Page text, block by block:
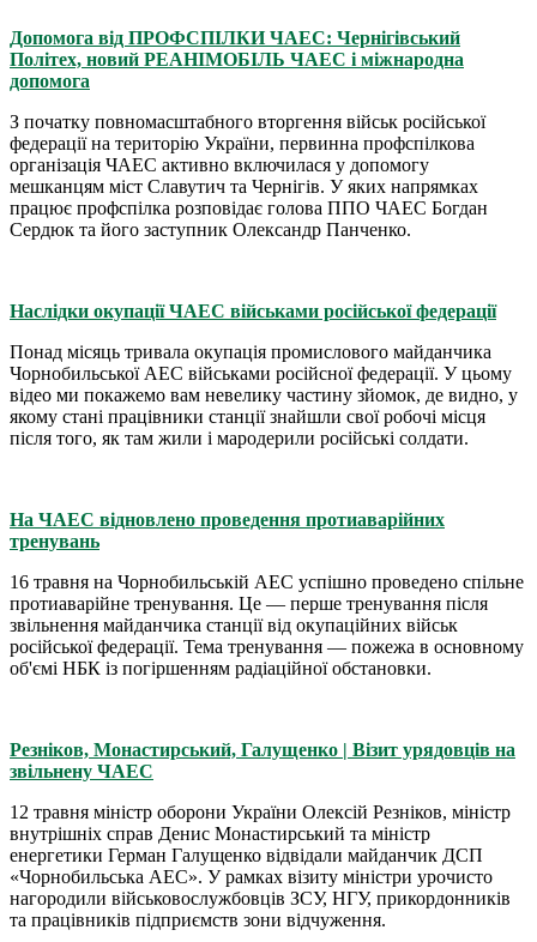
Допомога від ПРОФСПІЛКИ ЧАЕС: Чернігівський
Політех, новий РЕАНІМОБІЛЬ ЧАЕС і міжнародна
допомога
З початку повномасштабного вторгення військ російської
федерації на територію України, первинна профспілкова
організація ЧАЕС активно включилася у допомогу
мешканцям міст Славутич та Чернігів. У яких напрямках
працює профспілка розповідає голова ППО ЧАЕС Богдан
Сердюк та його заступник Олександр Панченко.
Наслідки окупації ЧАЕС військами російської федерації
Понад місяць тривала окупація промислового майданчика
Чорнобильської АЕС військами російсної федерації. У цьому
відео ми покажемо вам невелику частину зйомок, де видно, у
якому стані працівники станції знайшли свої робочі місця
після того, як там жили і мародерили російські солдати.
На ЧАЕС відновлено проведення протиаварійних
тренувань
16 травня на Чорнобильській АЕС успішно проведено спільне
протиаварійне тренування. Це — перше тренування після
звільнення майданчика станції від окупаційних військ
російської федерації. Тема тренування — пожежа в основному
об'ємі НБК із погіршенням радіаційної обстановки.
Резніков, Монастирський, Галущенко | Візит урядовців на
звільнену ЧАЕС
12 травня міністр оборони України Олексій Резніков, міністр
внутрішніх справ Денис Монастирський та міністр
енергетики Герман Галущенко відвідали майданчик ДСП
«Чорнобильська АЕС». У рамках візиту міністри урочисто
нагородили військовослужбовців ЗСУ, НГУ, прикордонників
та працівників підприємств зони відчуження.